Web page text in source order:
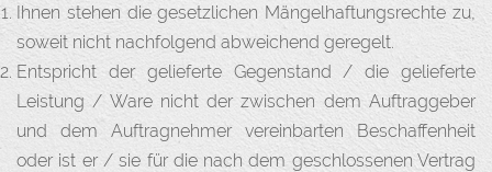
Ihnen stehen die gesetzlichen Mängelhaftungsrechte zu,
soweit nicht nachfolgend abweichend geregelt.
Entspricht der gelieferte Gegenstand / die gelieferte
Leistung / Ware nicht der zwischen dem Auftraggeber
und dem Auftragnehmer vereinbarten Beschaffenheit
oder ist er / sie für die nach dem geschlossenen Vertrag